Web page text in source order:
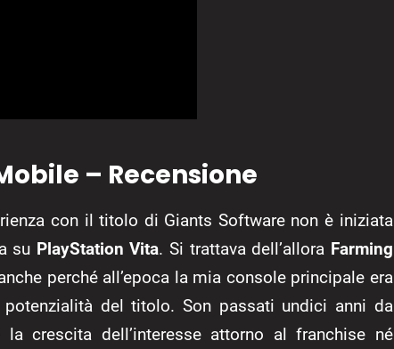
– Recensione
con il titolo di Giants Software non è iniziata
su PlayStation Vita. Si trattava dell’allora Farming
perché all’epoca la mia console principale era
del titolo. Son passati undici anni da
crescita dell’interesse attorno al franchise né